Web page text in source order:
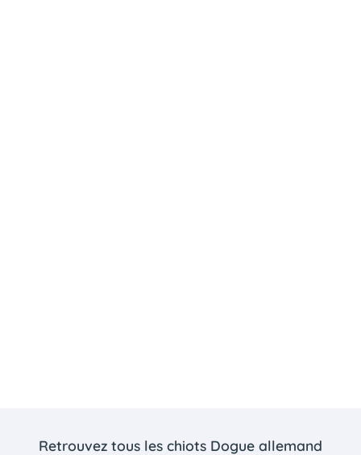
Retrouvez tous les chiots Dogue allemand